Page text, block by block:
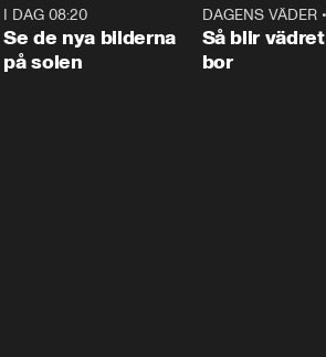
I DAG 08:20
Se de nya bilderna
på solen
DAGENS VÄDER•
Så blir
bor